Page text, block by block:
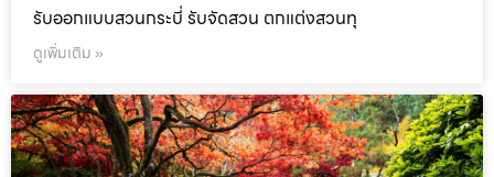
รับออกแบบสวนกระบี่ รับจัดสวน ตกแต่งสวนทุ
ดูเพิ่มเติม »